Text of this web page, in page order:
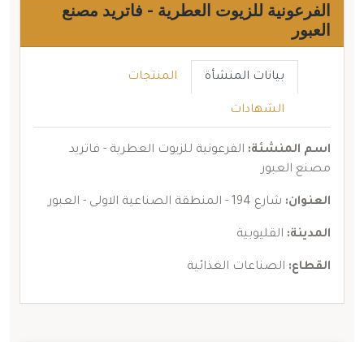
الفرعونية للزيوت العطرية - فاتريد مصنع
العبور
بيانات المنشأة المنتجات
الشهادات
اسم المنشئة: الفرعونية للزيوت العطرية - فاتريد
مصنع العبور
العنوان: شارع 194 - المنطقة الصناعية الاولى - العبور
المدينة: القليوبية
القطاع: الصناعات الغذائية